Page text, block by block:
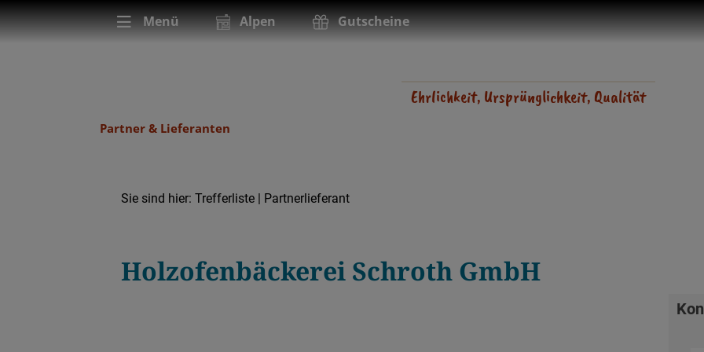
Menü Alpen Gutscheine
Ehrlichkeit, Ursprünglichkeit, Qualität
Partner & Lieferanten
Sie sind hier: Trefferliste | Partnerlieferant
Holzofenbäckerei Schroth GmbH